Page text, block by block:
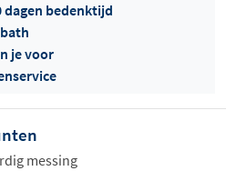
dagen bedenktijd
je voor
messing